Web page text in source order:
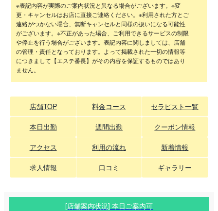
※表記内容が実際のご案内状況と異なる場合がございます。※変
更・キャンセルはお店に直接ご連絡ください。※利用された方とご
連絡がつかない場合、無断キャンセルと同様の扱いになる可能性
がございます。※不正があった場合、ご利用できるサービスの制限
や停止を行う場合がございます。表記内容に関しましては、店舗
の管理・責任となっております。よって掲載された一切の情報等
につきまして【エステ番長】がその内容を保証するものではあり
ません。
店舗TOP 料金コース セラピスト一覧
本日出勤 週間出勤 クーポン情報
アクセス 利用の流れ 新着情報
求人情報 口コミ ギャラリー
[店舗案内状況] 本日ご案内可